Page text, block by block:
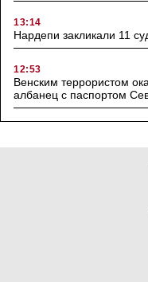
13:14
Нардепи закликали 11
12:53
Венским террористом
албанец с паспортом